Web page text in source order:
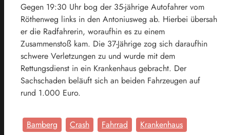
Gegen 19:30 Uhr bog der 35-jährige Autofahrer vom
Röthenweg links in den Antoniusweg ab. Hierbei übersah
er die Radfahrerin, woraufhin es zu einem
Zusammenstoß kam. Die 37-Jährige zog sich daraufhin
schwere Verletzungen zu und wurde mit dem
Rettungsdienst in ein Krankenhaus gebracht. Der
Sachschaden beläuft sich an beiden Fahrzeugen auf
rund 1.000 Euro.
Bamberg Crash Fahrrad
Krankenhaus